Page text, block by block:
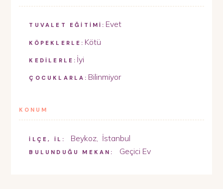
TUVALET EĞİTİMİ: Evet
KÖPEKLERLE: Kötü
KEDİLERLE: İyi
ÇOCUKLARLA: Bilinmiyor
KONUM
İLÇE, İL: Beykoz İstanbul
BULUNDUĞU MEKAN: Geçici Ev